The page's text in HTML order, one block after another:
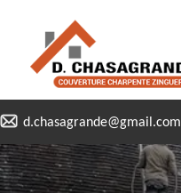
d.chasagrande@gmail.com